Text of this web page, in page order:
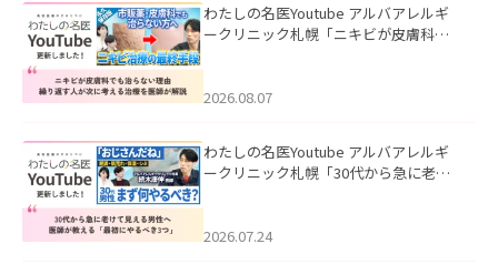
わたしの名医Youtube アルバアレルギ
ークリニック札幌「ニキビが皮膚科で
ました。
2026.08.07
わたしの名医Youtube アルバアレルギ
ークリニック札幌「30代から急に老け
た。
2026.07.24